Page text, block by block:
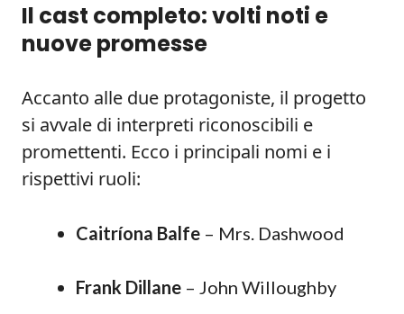
Il cast completo: volti noti e
nuove promesse
Accanto alle due protagoniste, il progetto
si avvale di interpreti riconoscibili e
promettenti. Ecco i principali nomi e i
rispettivi ruoli:
Caitríona Balfe – Mrs. Dashwood
Frank Dillane – John Willoughby